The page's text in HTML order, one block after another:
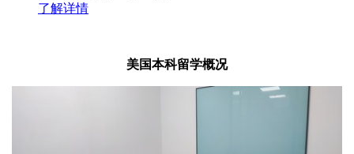
了解详情
美国本科留学概况